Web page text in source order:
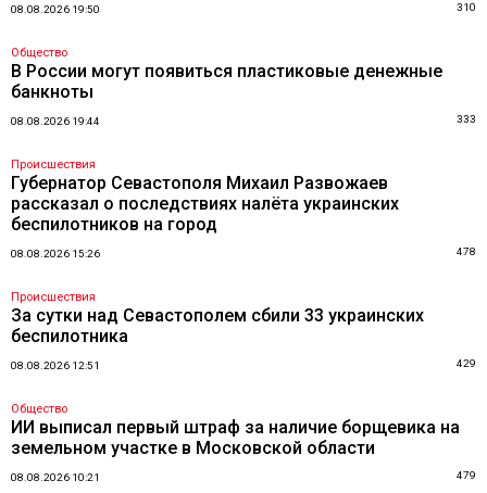
08.08.2026 19:50 310
Общество
В России могут появиться пластиковые денежные
банкноты
08.08.2026 19:44 333
Происшествия
Губернатор Севастополя Михаил Развожаев
рассказал о последствиях налёта украинских
беспилотников на город
08.08.2026 15:26 478
Происшествия
За сутки над Севастополем сбили 33 украинских
беспилотника
08.08.2026 12:51 429
Общество
ИИ выписал первый штраф за наличие борщевика на
земельном участке в Московской области
08.08.2026 10:21 479